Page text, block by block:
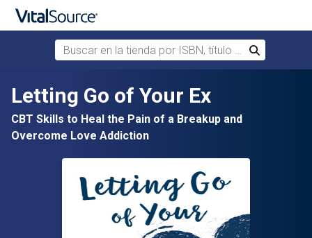
Saltar al contenido principal
Buscar en la tienda por ISBN, título o autor
Buscar
Letting Go of Your Ex
CBT Skills to Heal the Pain of a Breakup and
Overcome Love Addiction